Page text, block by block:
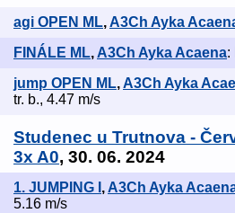
agi OPEN ML,A3Ch Ayka
FINÁLE ML, A3Ch Ayka Acaena:
jump OPEN ML,A3Ch Ayka
tr. b., 4.47 m/s
Studenec u Trutnova -
3x A0, 30. 06. 2024
1. JUMPING I , A3Ch Ayka
5.16 m/s